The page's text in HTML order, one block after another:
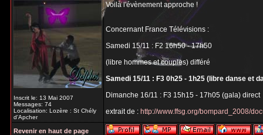
Inscrit le: 13 Mai 2007
Messages: 74
Localisation: Lozère : St Chély
d'Apcher
Voilà l'évènement approche !
Concernant France Télévisions :
Samedi 15/11 : F2 16h50 - 17h50
(libre hommes et couples) différé
Samedi 15/11 : F3 0h25 - 1h25 (libre danse et
Dimanche 16/11 : F3 15h15 - 17h05 (gala) direct
extrait de :http://www.ffsg.org/bompard_2008/
Revenir en haut de page